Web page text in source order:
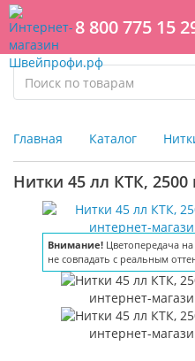
8 800 775 15
Главная Каталог
Нитки 45 лл КТК,
Внимание! Цветопередача
не совпадать с реальным
Внимание! Цветопередача
не совпадать с реальным